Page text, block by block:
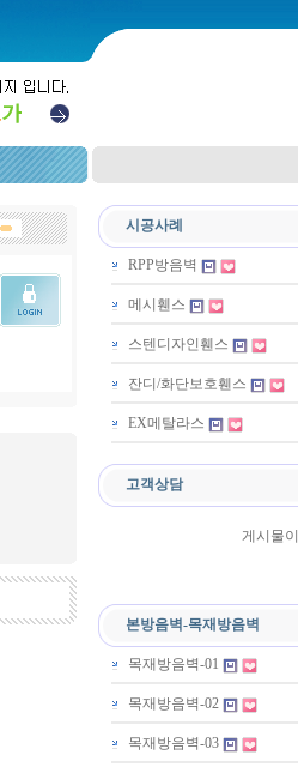
시공사례
RPP방음벽
메시휀스
스텐디자인휀스
잔디/화단보호휀스
EX메탈라스
고객상담
게시물
본방음벽-목재방음벽
목재방음벽-01
목재방음벽-02
목재방음벽-03